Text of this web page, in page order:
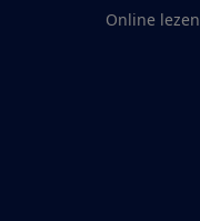
Online lezen